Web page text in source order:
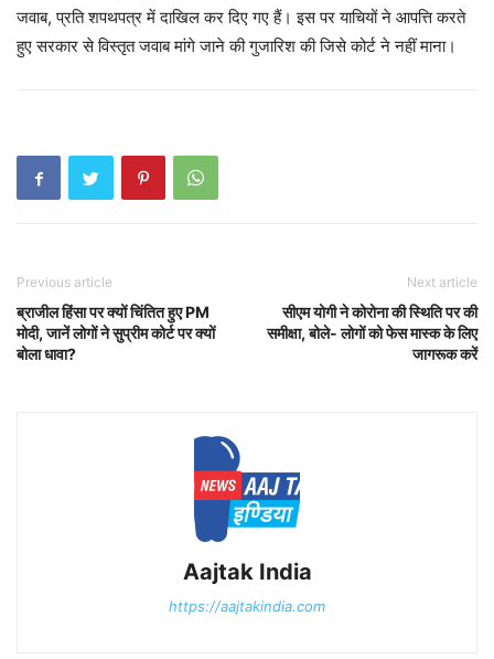
जवाब, प्रति शपथपत्र में दाखिल कर दिए गए हैं। इस पर याचियों ने आपत्ति करते
हुए सरकार से विस्तृत जवाब मांगे जाने की गुजारिश की जिसे कोर्ट ने नहीं माना।
Previous article
ब्राजील हिंसा पर क्यों चिंतित हुए PM
मोदी, जानें लोगों ने सुप्रीम कोर्ट पर क्यों
बोला धावा?
Next article
सीएम योगी ने कोरोना की स्थिति पर की
समीक्षा, बोले- लोगों को फेस मास्क के लिए
जागरूक करें
Aajtak India
https://aajtakindia.com